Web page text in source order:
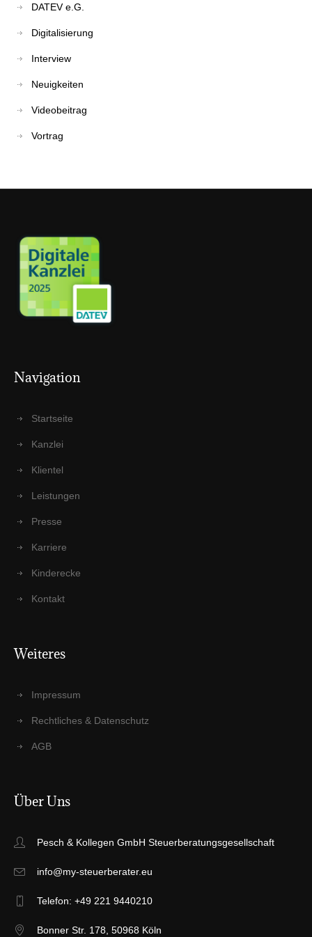
DATEV e.G.
Digitalisierung
Interview
Neuigkeiten
Videobeitrag
Vortrag
Navi­ga­ti­on
Start­sei­te
Kanz­lei
Kli­en­tel
Leis­tun­gen
Pres­se
Kar­rie­re
Kin­der­ecke
Kon­takt
Wei­te­res
Impres­sum
Recht­li­ches & Datenschutz
AGB
Über Uns
Pesch & Kollegen GmbH Steuerberatungsgesellschaft
info@my-steuerberater.eu
Telefon: +49 221 9440210
Bonner Str. 178, 50968 Köln